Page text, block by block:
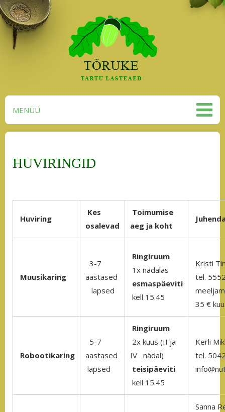
MENÜÜ
HUVIRINGID
Huviring
Kes
osalevad
Toimumise
aeg ja koht
Muusikaring
3-7
aastased
lapsed
Ringiruum
1x nädalas
esmaspäeviti
kell 15.45
Kristi
tel.
35 €
Robootikaring
5-7
aastased
lapsed
Ringiruum
2x kuus (II ja
IV nädal)
teisipäeviti
kell 15.45
Kerli
tel.
Sanna